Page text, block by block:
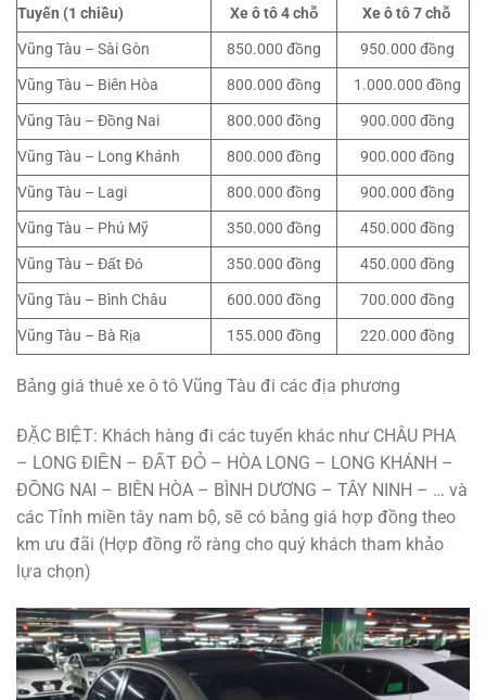
Tuyến (1 chiều) Xe ô tô 4 chỗ
Xe ô tô 7 chỗ
Vũng Tàu – Sài Gòn
850.000 đồng
950.000 đồng
Vũng Tàu – Biên Hòa
800.000 đồng
1.000.000 đồng
Vũng Tàu – Đồng Nai
800.000 đồng
900.000 đồng
Vũng Tàu – Long Khánh
800.000 đồng
900.000 đồng
Vũng Tàu – Lagi
800.000 đồng
900.000 đồng
Vũng Tàu – Phú Mỹ
350.000 đồng
450.000 đồng
Vũng Tàu – Đất Đỏ
350.000 đồng
450.000 đồng
Vũng Tàu – Bình Châu
600.000 đồng
700.000 đồng
Vũng Tàu – Bà Rịa
155.000 đồng 220.000 đồng
Bảng giá thuê xe ô tô Vũng Tàu đi các địa phương
ĐẶC BIỆT: Khách hàng đi các tuyến khác như CHÂU PHA
– LONG ĐIỀN – ĐẤT ĐỎ – HÒA LONG – LONG KHÁNH –
ĐỒNG NAI – BIÊN HÒA – BÌNH DƯƠNG – TÂY NINH – … và
các Tỉnh miền tây nam bộ, sẽ có bảng giá hợp đồng theo
km ưu đãi (Hợp đồng rõ ràng cho quý khách tham khảo
lựa chọn)